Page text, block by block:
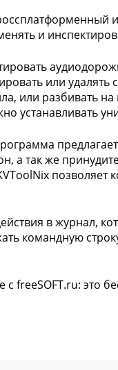
и
или
или разбивать
устанавливать
а так же
в журнал,
командную
с freeSOFT.ru: это